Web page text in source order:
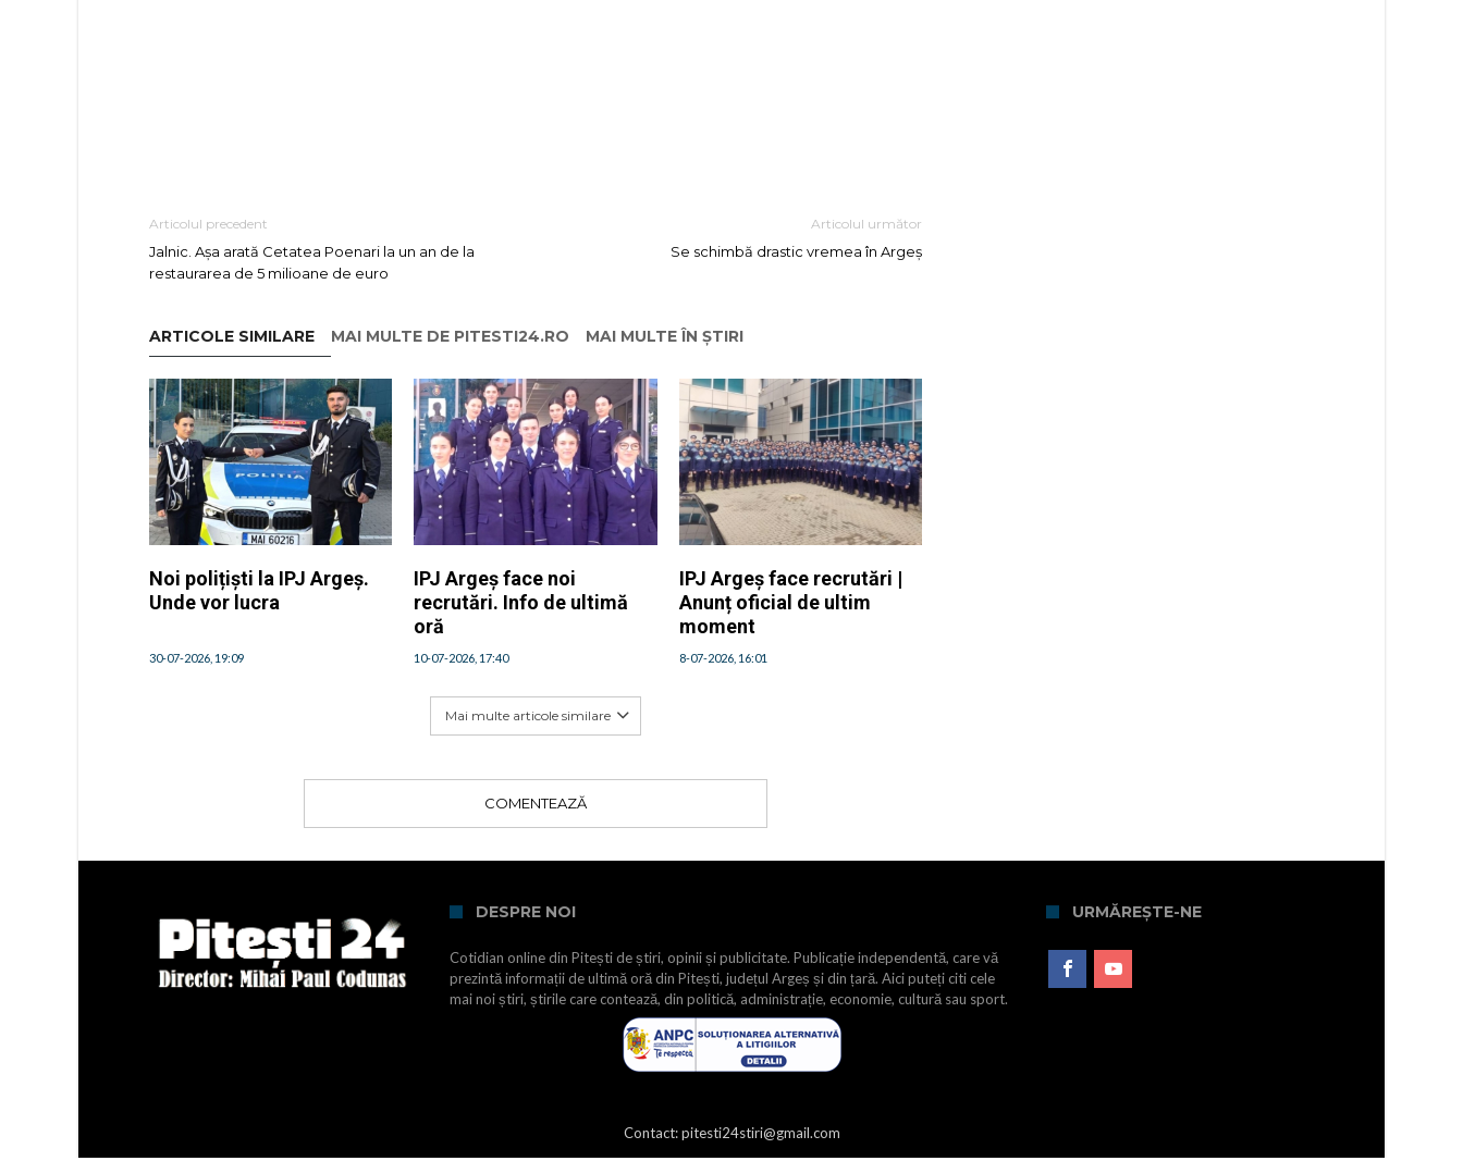
Articolul precedent
Jalnic. Așa arată Cetatea Poenari la un an de la
restaurarea de 5 milioane de euro
Articolul următor
Se schimbă drastic vremea în Argeș
ARTICOLE SIMILARE MAI MULTE DE PITESTI24.RO MAI MULTE ÎN ȘTIRI
Noi polițiști la IPJ Argeș.
Unde vor lucra
30-07-2026, 19:09
IPJ Argeș face noi
recrutări. Info de ultimă
oră
10-07-2026, 17:40
IPJ Argeș face recrutări |
Anunț oficial de ultim
moment
8-07-2026, 16:01
Mai multe articole similare
COMENTEAZĂ
DESPRE NOI
Cotidian online din Pitești de știri, opinii și publicitate. Publicație independentă, care vă
prezintă informații de ultimă oră din Pitești, județul Argeș și din țară. Aici puteți citi cele
mai noi știri, știrile care contează, din politică, administrație, economie, cultură sau sport.
URMĂREȘTE-NE
Contact: pitesti24stiri@gmail.com